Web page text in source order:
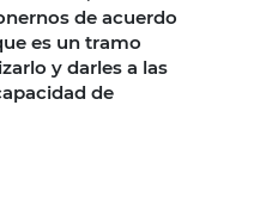
de acuerdo
es un tramo
y darles a las
de